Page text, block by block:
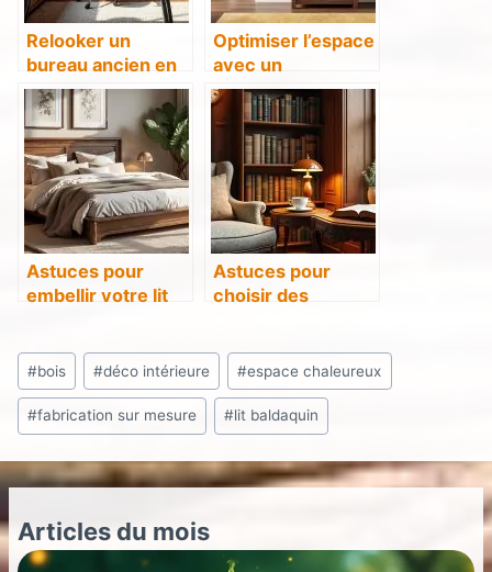
Relooker un
bureau ancien en
bois pour un style
contemporain
Optimiser l’espace
avec un
rangement en bois
pour vos
manteaux
Astuces pour
embellir votre lit
Astuces pour
choisir des
aménager votre
coin bibliothèque
Étiquettes
de
la
#bois #déco intérieure #espace chaleureux
#fabrication sur mesure #lit baldaquin
Articles du mois